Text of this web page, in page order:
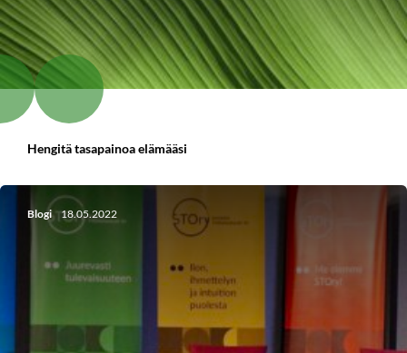
Hengitä tasapainoa elämääsi
Blogi 18.05.2022